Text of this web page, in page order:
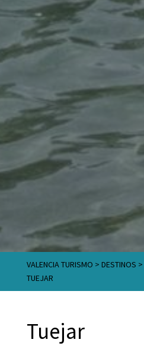
VALENCIA TURISMO > DESTINOS >
TUEJAR
Tuejar